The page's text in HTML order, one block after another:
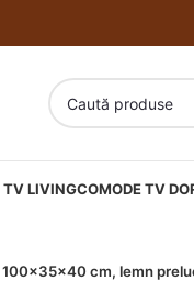
TV LIVINGCOMODE TV
100x35x40 cm, lemn